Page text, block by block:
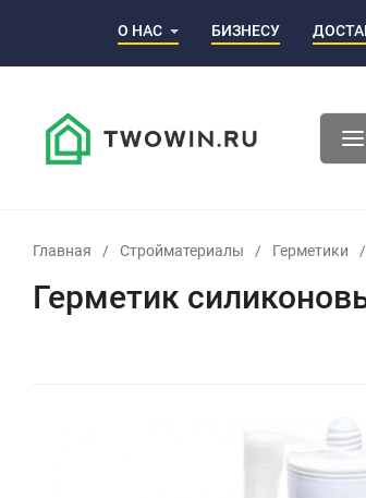
О НАС БИЗНЕСУ
Главная / Стройматериалы / Герметики /
Герметик